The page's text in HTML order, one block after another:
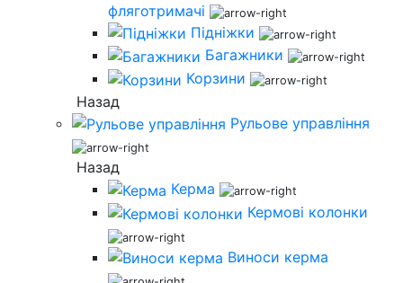
фляготримачі
Підніжки
Багажники
Корзини
Назад
Рульове управління
Назад
Керма
Кермові колонки
Виноси керма